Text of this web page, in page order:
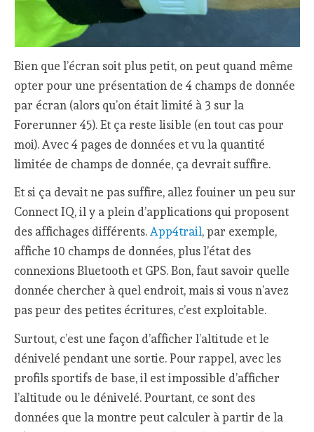
Bien que l’écran soit plus petit, on peut quand même
opter pour une présentation de 4 champs de donnée
par écran (alors qu’on était limité à 3 sur la
Forerunner 45). Et ça reste lisible (en tout cas pour
moi). Avec 4 pages de données et vu la quantité
limitée de champs de donnée, ça devrait suffire.
Et si ça devait ne pas suffire, allez fouiner un peu sur
Connect IQ, il y a plein d’applications qui proposent
des affichages différents.App4trail, par exemple,
affiche 10 champs de données, plus l’état des
connexions Bluetooth et GPS. Bon, faut savoir quelle
donnée chercher à quel endroit, mais si vous n’avez
pas peur des petites écritures, c’est exploitable.
Surtout, c’est une façon d’afficher l’altitude et le
dénivelé pendant une sortie. Pour rappel, avec les
profils sportifs de base, il est impossible d’afficher
l’altitude ou le dénivelé. Pourtant, ce sont des
données que la montre peut calculer à partir de la